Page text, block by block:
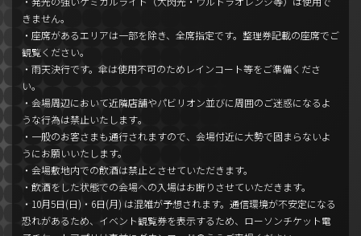
きません。
・座席があるエリアは一部を除き、全席指定です。整理券記載の座席でご
観覧ください。
・雨天決行です。傘は使用不可のためレインコート等をご準備くださ
い。
・会場周辺において近隣店舗やパビリオン並びに周囲のご迷惑になるよ
うな行為は禁止いたします｡
・一般のお客さまも通行されますので、会場付近に大勢で固まらないよ
うにお願いいたします。
・会場敷地内での飲酒は禁止とさせていただきます。
・飲酒をした状態での会場への入場はお断りさせていただきます。
・10月5日(日)・6日(月) は混雑が予想されます。通信環境が不安定になる
恐れがあるため、イベント観覧券を表示するため、ローソンチケット電